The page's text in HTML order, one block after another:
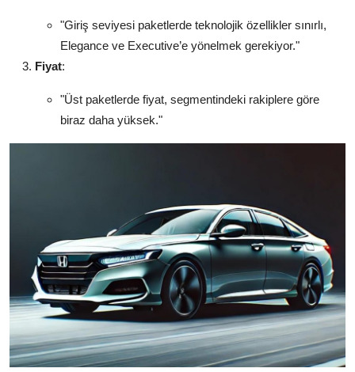
"Giriş seviyesi paketlerde teknolojik özellikler sınırlı,
Elegance ve Executive’e yönelmek gerekiyor."
Fiyat:
"Üst paketlerde fiyat, segmentindeki rakiplere göre
biraz daha yüksek."